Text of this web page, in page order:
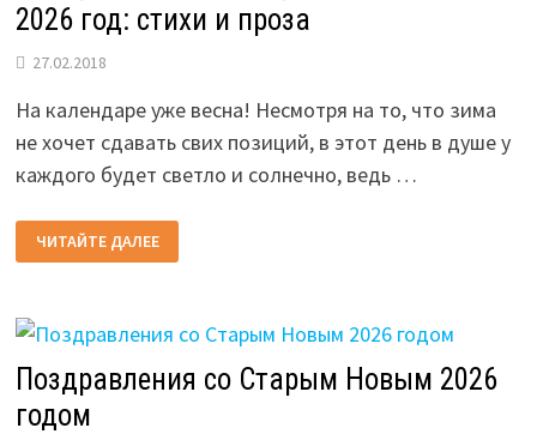
2026 год: стихи и проза
27.02.2018
На календаре уже весна! Несмотря на то, что зима
не хочет сдавать свих позиций, в этот день в душе у
каждого будет светло и солнечно, ведь …
ПОЗДРАВЛЕНИЯ
С
8
2026
ГОД:
И
ПРОЗА
ЧИТАЙТЕ ДАЛЕЕ
Поздравления со Старым Новым 2026
годом